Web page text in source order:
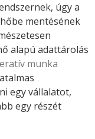
úgy a
mentésének
alapú adattárolás
munka
egy vállalatot,
egy részét